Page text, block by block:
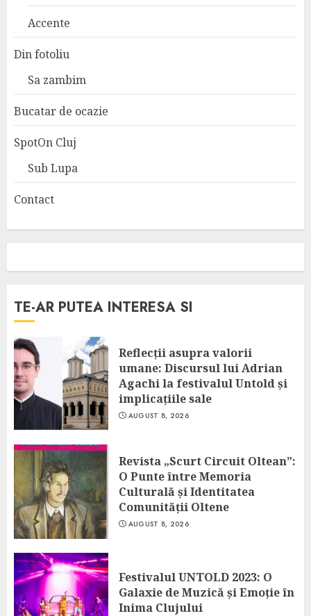
Accente
Din fotoliu
Sa zambim
Bucatar de ocazie
SpotOn Cluj
Sub Lupa
Contact
TE-AR PUTEA INTERESA SI
Reflecții asupra valorii
umane: Discursul lui Adrian
Agachi la festivalul Untold și
implicațiile sale
AUGUST 8, 2026
Revista „Scurt Circuit Oltean”:
O Punte între Memoria
Culturală și Identitatea
Comunității Oltene
AUGUST 8, 2026
Festivalul UNTOLD 2023: O
Galaxie de Muzică și Emoție în
Inima Clujului